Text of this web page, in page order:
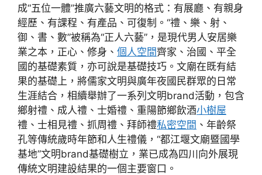
成“五位一體”推廣六藝文明的格式：有展廳、有親身
經歷、有課程、有產品、可復制。“禮、樂、射、
御、書、數”被稱為“正人六藝”，是現代男人安居樂
業之本，正心、修身、 個人空間齊家、治國、平全
國的基礎素質，亦可說是基礎技巧。文廟在既有結
果的基礎上，將儒家文明與廣年夜國民群眾的日常
生涯結合，相續舉辦了一系列文明brand活動，包含
鄉射禮、成人禮、士婚禮、重陽節鄉飲酒小樹屋
禮、士相見禮、抓周禮、拜師禮私密空間 、年齡祭
孔等傳統歲時年節和人生禮儀，“都江堰文廟暨國學
基地”文明brand基礎樹立，業已成為四川向外展現
傳統文明建設結果的一個主要窗口。